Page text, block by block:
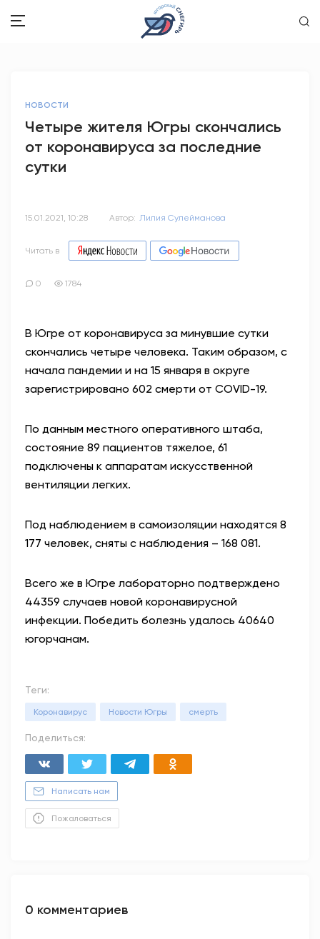
ОБРАЗОВАНИЕ
КУЛЬТУРА
СПОРТ
АНТИТЕРРОР
81,41 94,06
Вход / Регистрация
НОВОСТИ
Четыре жителя Югры скончались
от коронавируса за последние
сутки
15.01.2021, 10:28 Автор: Лилия Сулейманова
Читать в
0 1784
В Югре от коронавируса за минувшие сутки
скончались четыре человека. Таким образом, с
начала пандемии и на 15 января в округе
зарегистрировано 602 смерти от COVID-19.
По данным местного оперативного штаба,
состояние 89 пациентов тяжелое, 61
подключены к аппаратам искусственной
вентиляции легких.
Под наблюдением в самоизоляции находятся 8
177 человек, сняты с наблюдения – 168 081.
Всего же в Югре лабораторно подтверждено
44359 случаев новой коронавирусной
инфекции. Победить болезнь удалось 40640
югорчанам.
Теги:
Коронавирус Новости Югры смерть
Поделиться:
Написать нам
Пожаловаться
0 комментариев